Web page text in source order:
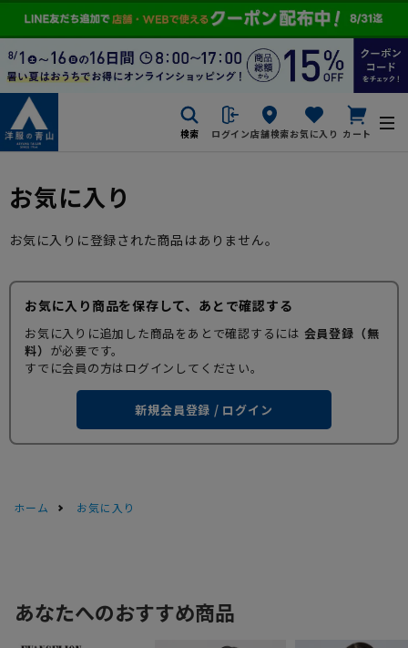
検索 ログイン店舗検索お気に入り カート
お気に入り
お気に入りに登録された商品はありません。
お気に入り商品を保存して、あとで確認する
お気に入りに追加した商品をあとで確認するには 会員登録（無
料） が必要です。
すでに会員の方はログインしてください。
新規会員登録 / ログイン
ホーム お気に入り